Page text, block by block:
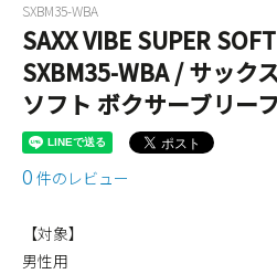
SXBM35-WBA
SAXX VIBE SUPER
SXBM35-WBA / サック
ソフト ボクサーブリー
0 件のレビュー
【対象】
男性用